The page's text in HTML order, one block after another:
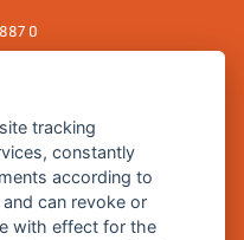
0
Burghausen:
tracking
constantly
according to
can revoke or
with effect for the